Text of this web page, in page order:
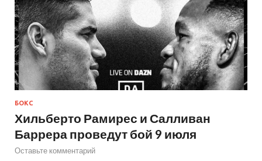
БОКС
Хильберто Рамирес и Салливан
Баррера проведут бой 9 июля
Оставьте комментарий